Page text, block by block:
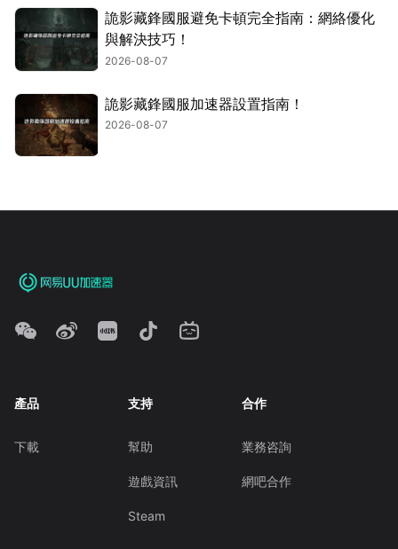
詭影藏鋒國服避免卡頓完全指南：網絡優化
與解決技巧！
2026-08-07
詭影藏鋒國服加速器設置指南！
2026-08-07
產品
下載
支持
幫助
遊戲資訊
Steam
合作
業務咨詢
網吧合作